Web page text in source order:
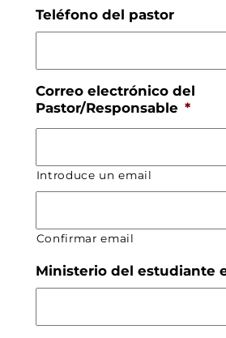
Teléfono del pastor
Correo electrónico del
Pastor/Responsable *
Introduce un email
Confirmar email
Ministerio del estudiante